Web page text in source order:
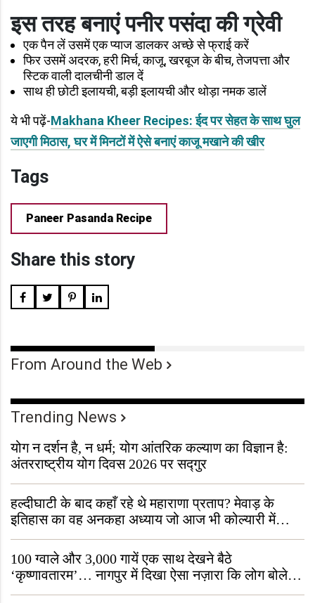
इस तरह बनाएं पनीर पसंदा की ग्रेवी
एक पैन लें उसमें एक प्याज डालकर अच्छे से फ्राई करें
फिर उसमें अदरक, हरी मिर्च, काजू, खरबूज के बीच, तेजपत्ता और
स्टिक वाली दालचीनी डाल दें
साथ ही छोटी इलायची, बड़ी इलायची और थोड़ा नमक डालें
ये भी पढ़ें-Makhana Kheer Recipes: ईद पर सेहत के साथ घुल
जाएगी मिठास, घर में मिनटों में ऐसे बनाएं काजू मखाने की खीर
Tags
Paneer Pasanda Recipe
Share this story
From Around the Web
Trending News
योग न दर्शन है, न धर्म; योग आंतरिक कल्याण का विज्ञान है:
अंतरराष्ट्रीय योग दिवस 2026 पर सद्गुर
हल्दीघाटी के बाद कहाँ रहे थे महाराणा प्रताप? मेवाड़ के
इतिहास का वह अनकहा अध्याय जो आज भी कोल्यारी में
जीवित है
100 ग्वाले और 3,000 गायें एक साथ देखने बैठे
‘कृष्णावतारम’… नागपुर में दिखा ऐसा नज़ारा कि लोग बोले,
“ऐसा तो सिर्फ़ कृष्ण ही कर सकते हैं”